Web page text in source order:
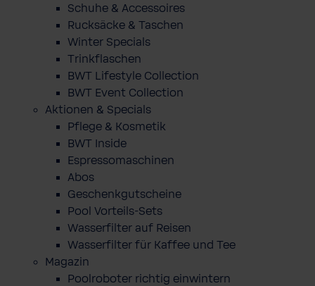
Schuhe & Accessoires
Rucksäcke & Taschen
Winter Specials
Trinkflaschen
BWT Lifestyle Collection
BWT Event Collection
Aktionen & Specials
Pflege & Kosmetik
BWT Inside
Espressomaschinen
Abos
Geschenkgutscheine
Pool Vorteils-Sets
Wasserfilter auf Reisen
Wasserfilter für Kaffee und Tee
Magazin
Poolroboter richtig einwintern